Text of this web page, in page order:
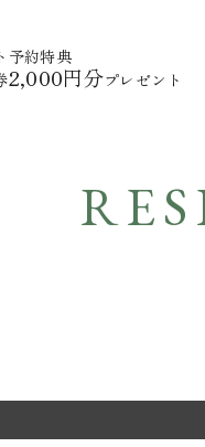
予約特典
2,000円分プレゼント